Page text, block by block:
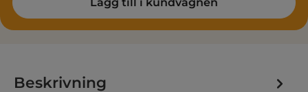
Beskrivning